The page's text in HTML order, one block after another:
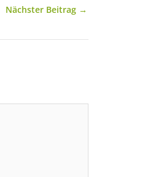
Nächster Beitrag →